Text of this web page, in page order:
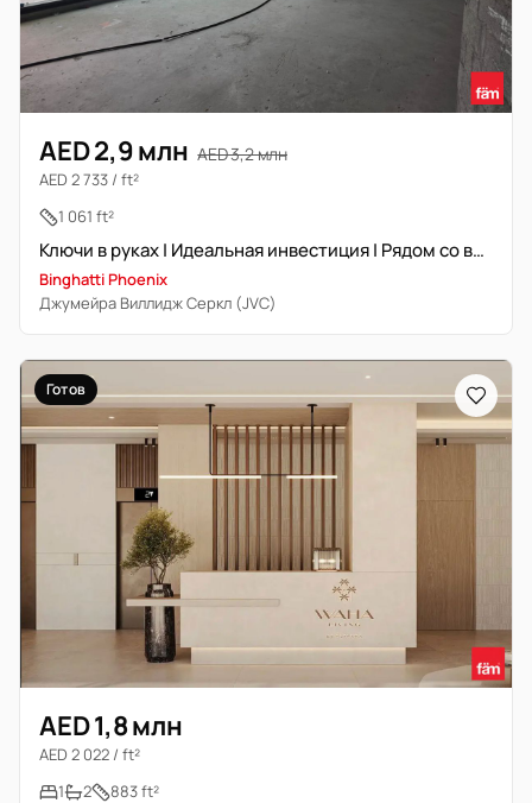
AED 2,9 млн AED 3,2 млн
AED 2 733 / ft²
1 061 ft²
Ключи в руках | Идеальная инвестиция | Рядом со входом
Binghatti Phoenix
Джумейра Виллидж Серкл (JVC)
Готов
AED 1,8 млн
AED 2 022 / ft²
1
2 883 ft²